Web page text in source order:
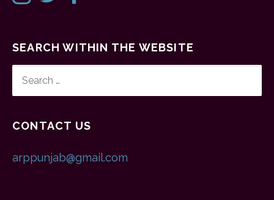
SEARCH WITHIN THE WEBSITE
FOR:
CONTACT US
arppunjab@gmail.com